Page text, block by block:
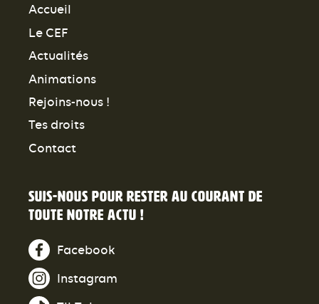
Accueil
Le CEF
Actualités
Animations
Rejoins-nous !
Tes droits
Contact
Suis-nous pour rester au courant de
toute notre actu !
Facebook
Instagram